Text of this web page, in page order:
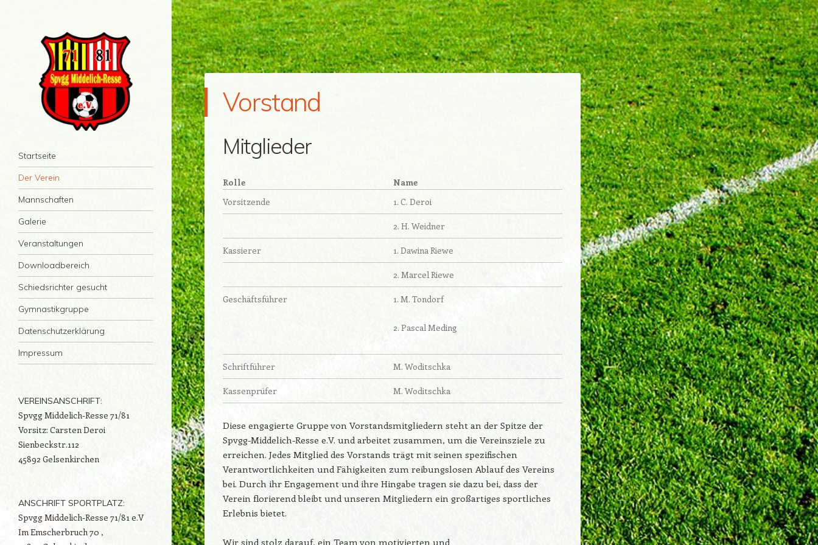
Spvgg Middelich-Resse
71/81 e.V
Menü
Zum Inhalt springen
Startseite
Der Verein
Mannschaften
Galerie
Veranstaltungen
Downloadbereich
Schiedsrichter gesucht
Gymnastikgruppe
Datenschutzerklärung
Impressum
Vorstand
Mitglieder
Rolle
Name
Vorsitzende
1. C. Deroi
2. H. Weidner
Kassierer 1. Dawina Riewe
2. Marcel Riewe
Geschäftsführer 1. M. Tondorf
2. Pascal Meding
Schriftführer M. Woditschka
Kassenprüfer M. Woditschka
Diese engagierte Gruppe von Vorstandsmitgliedern steht an der Spitze der
Spvgg-Middelich-Resse e.V. und arbeitet zusammen, um die Vereinsziele zu
erreichen. Jedes Mitglied des Vorstands trägt mit seinen spezifischen
Verantwortlichkeiten und Fähigkeiten zum reibungslosen Ablauf des Vereins
bei. Durch ihr Engagement und ihre Hingabe tragen sie dazu bei, dass der
Verein florierend bleibt und unseren Mitgliedern ein großartiges sportliches
Erlebnis bietet.
Wir sind stolz darauf, ein Team von motivierten und
VEREINSANSCHRIFT:
Spvgg Middelich-Resse 71/81
Vorsitz: Carsten Deroi
Sienbeckstr.112
45892 Gelsenkirchen
ANSCHRIFT SPORTPLATZ:
Spvgg Middelich-Resse 71/81 e.V
Im Emscherbruch 70 ,